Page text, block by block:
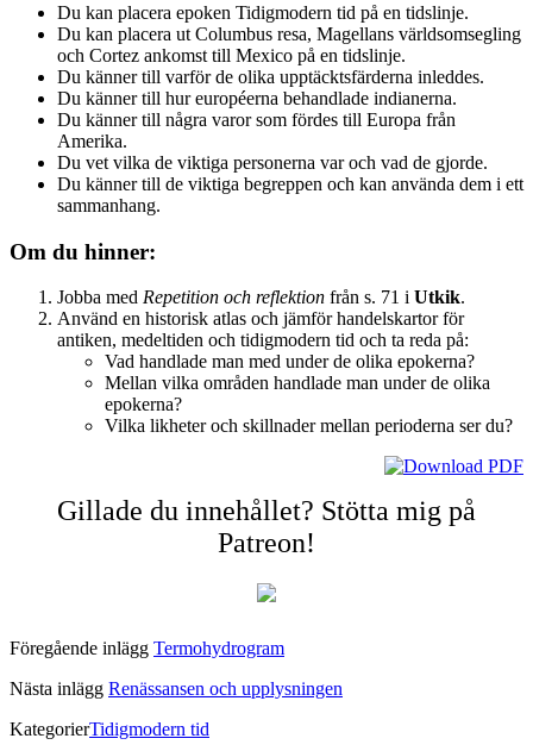
Du kan placera epoken Tidigmodern tid på en tidslinje.
Du kan placera ut Columbus resa, Magellans världsomsegling
och Cortez ankomst till Mexico på en tidslinje.
Du känner till varför de olika upptäcktsfärderna inleddes.
Du känner till hur européerna behandlade indianerna.
Du känner till några varor som fördes till Europa från
Amerika.
Du vet vilka de viktiga personerna var och vad de gjorde.
Du känner till de viktiga begreppen och kan använda dem i ett
sammanhang.
Om du hinner:
Jobba med Repetition och reflektion från s. 71 i Utkik.
Använd en historisk atlas och jämför handelskartor för
antiken, medeltiden och tidigmodern tid och ta reda på:
Vad handlade man med under de olika epokerna?
Mellan vilka områden handlade man under de olika
epokerna?
Vilka likheter och skillnader mellan perioderna ser du?
Gillade du innehållet? Stötta mig på
Patreon!
Föregående inlägg Termohydrogram
Nästa inlägg Renässansen och upplysningen
KategorierTidigmodern tid